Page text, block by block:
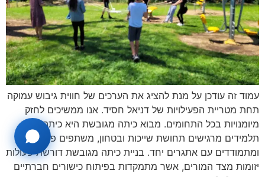
עמוד זה עודכן על מנת להציג את הערכים של חווית גיבוש עמוקה
תחת מטריית הפעילויות של דניאל חסיד. אנו ממשיכים לחזק
מיומנויות בכל התחומים. מבוא כיתה מגובשת היא כיתה שבה
תלמידים מרגישים תחושת שייכות ובטחון, משתפים פעולה
ומתמודדים עם אתגרים יחד. בניית כיתה מגובשת דורשת פעולות
יזומות מצד המורים, אשר מתמקדות בפיתוח כישורים חברתיים